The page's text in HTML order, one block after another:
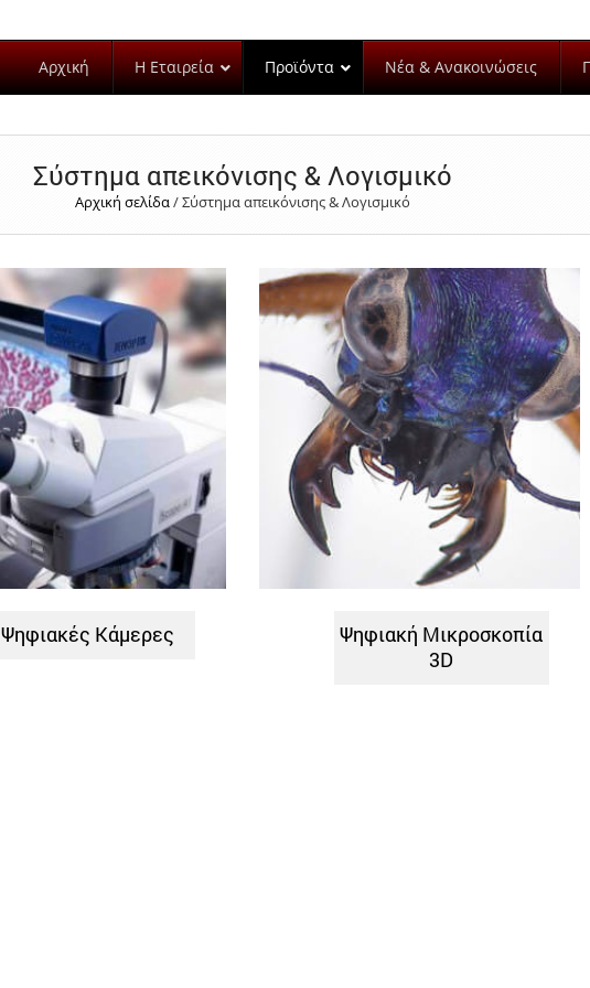
Αρχική Η Εταιρεία Προϊόντα Νέα & Ανακοινώσεις
Σύστημα απεικόνισης & Λογισμικό
Αρχική σελίδα/Σύστημα απεικόνισης & Λογισμικό
Ψηφιακές Κάμερες
Ψηφιακή Μικροσκοπία
3D